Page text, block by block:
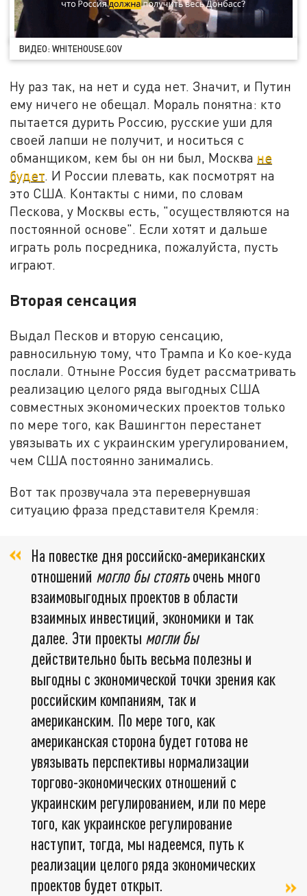
ВИДЕО: WHITEHOUSE.GOV
Ну раз так, на нет и суда нет. Значит, и Путин
ему ничего не обещал. Мораль понятна: кто
пытается дурить Россию, русские уши для
своей лапши не получит, и носиться с
обманщиком, кем бы он ни был, Москва не
будет. И России плевать, как посмотрят на
это США. Контакты с ними, по словам
Пескова, у Москвы есть, "осуществляются на
постоянной основе". Если хотят и дальше
играть роль посредника, пожалуйста, пусть
играют.
Вторая сенсация
Выдал Песков и вторую сенсацию,
равносильную тому, что Трампа и Ко кое-куда
послали. Отныне Россия будет рассматривать
реализацию целого ряда выгодных США
совместных экономических проектов только
по мере того, как Вашингтон перестанет
увязывать их с украинским урегулированием,
чем США постоянно занимались.
Вот так прозвучала эта перевернувшая
ситуацию фраза представителя Кремля:
На повестке дня российско-американских
отношений могло бы стоятьочень много
взаимовыгодных проектов в области
взаимных инвестиций, экономики и так
далее. Эти проекты могли бы
действительно быть весьма полезны и
выгодны с экономической точки зрения как
российским компаниям, так и
американским. По мере того, как
американская сторона будет готова не
увязывать перспективы нормализации
торгово-экономических отношений с
украинским регулированием, или по мере
того, как украинское регулирование
наступит, тогда, мы надеемся, путь к
реализации целого ряда экономических
проектов будет открыт.